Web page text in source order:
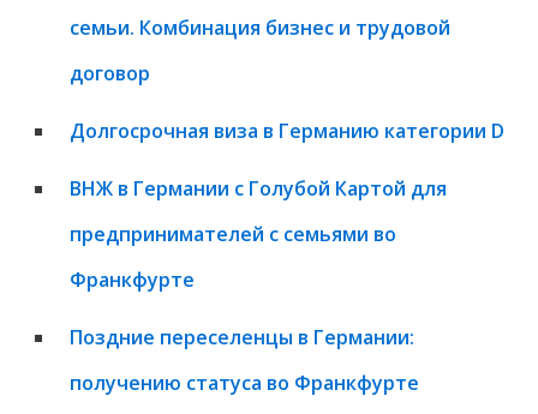
семьи. Комбинация бизнес и трудовой
договор
Долгосрочная виза в Германию категории D
ВНЖ в Германии с Голубой Картой для
предпринимателей с семьями во
Франкфурте
Поздние переселенцы в Германии:
получению статуса во Франкфурте